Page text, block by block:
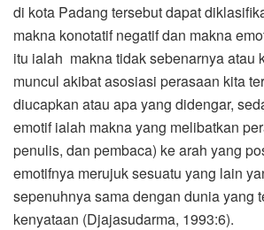
di kota Padang tersebut dapat
makna konotatif negatif dan makna
itu ialah makna tidak sebenarnya atau
muncul akibat asosiasi perasaan kita
diucapkan atau apa yang didengar,
emotif ialah makna yang melibatkan
penulis, dan pembaca) ke arah yang
emotifnya merujuk sesuatu yang lain
sepenuhnya sama dengan dunia yang
kenyataan (Djajasudarma, 1993:6).